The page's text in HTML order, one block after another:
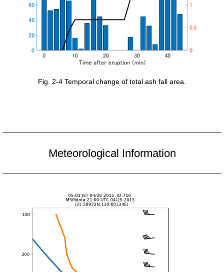
Fig. 2-4 Temporal change of total ash fall area.
Meteorological Information